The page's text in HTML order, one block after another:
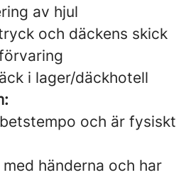
av hjul
och däckens skick
i lager/däckhotell
och är fysiskt
händerna och har